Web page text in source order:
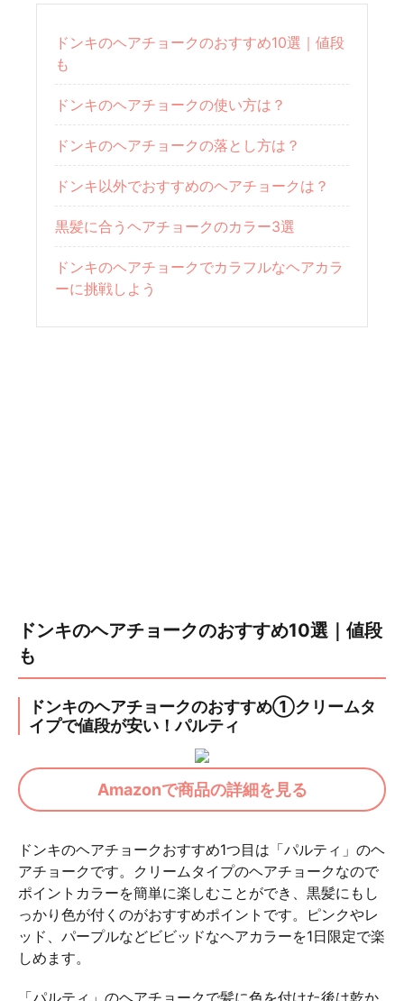
ドンキのヘアチョークのおすすめ10選｜値段
も
ドンキのヘアチョークの使い方は？
ドンキのヘアチョークの落とし方は？
ドンキ以外でおすすめのヘアチョークは？
黒髪に合うヘアチョークのカラー3選
ドンキのヘアチョークでカラフルなヘアカラ
ーに挑戦しよう
ドンキのヘアチョークのおすすめ10選｜値段
も
ドンキのヘアチョークのおすすめ①クリームタ
イプで値段が安い！パルティ
Amazonで商品の詳細を見る
ドンキのヘアチョークおすすめ1つ目は「パルティ」のヘ
アチョークです。クリームタイプのヘアチョークなので
ポイントカラーを簡単に楽しむことができ、黒髪にもし
っかり色が付くのがおすすめポイントです。ピンクやレ
ッド、パープルなどビビッドなヘアカラーを1日限定で楽
しめます。
「パルティ」のヘアチョークで髪に色を付けた後は乾か